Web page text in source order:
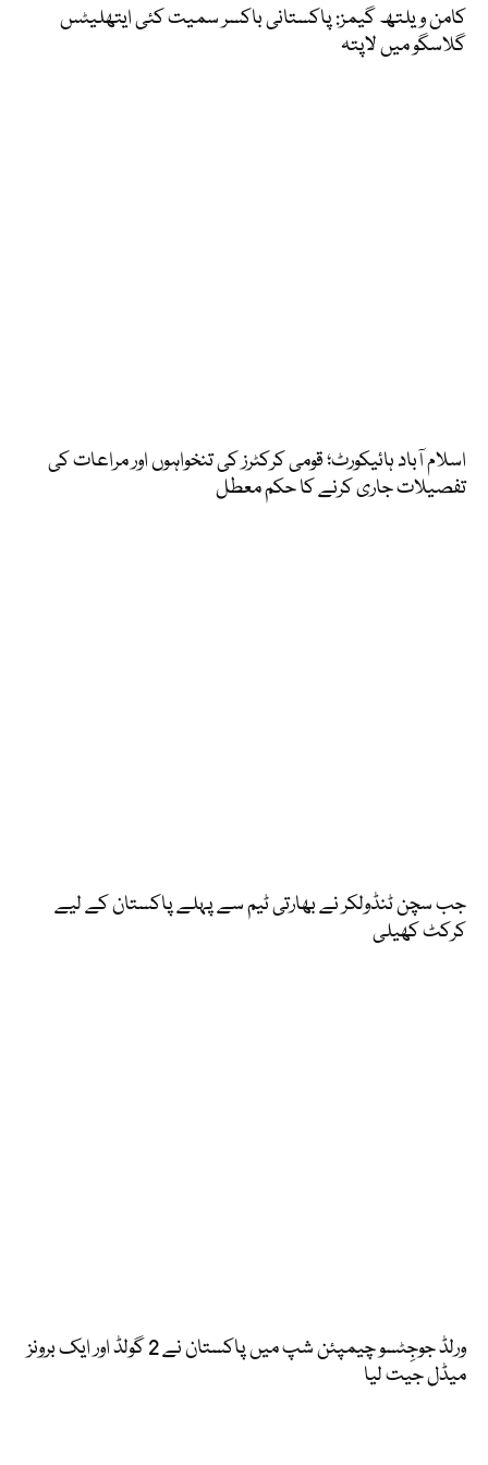
کامن ویلتھ گیمز: پاکستانی باکسر سمیت کئی ایتھلیٹس
گلاسگو میں لاپتہ
اسلام آباد ہائیکورٹ؛ قومی کرکٹرز کی تنخواہوں اور مراعات کی
تفصیلات جاری کرنے کا حکم معطل
جب سچن ٹنڈولکر نے بھارتی ٹیم سے پہلے پاکستان کے لیے
کرکٹ کھیلی
ورلڈ جوجِٹسو چیمپئن شپ میں پاکستان نے 2 گولڈ اور ایک برونز
میڈل جیت لیا